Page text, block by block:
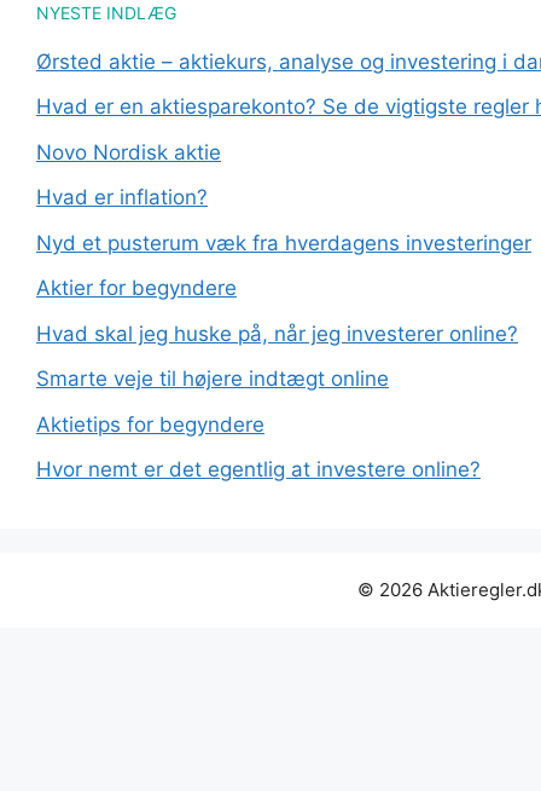
NYESTE INDLÆG
Ørsted aktie – aktiekurs, analyse og investering i
Hvad er en aktiesparekonto? Se de vigtigste regler
Novo Nordisk aktie
Hvad er inflation?
Nyd et pusterum væk fra hverdagens investeringer
Aktier for begyndere
Hvad skal jeg huske på, når jeg investerer online?
Smarte veje til højere indtægt online
Aktietips for begyndere
Hvor nemt er det egentlig at investere online?
© 2026